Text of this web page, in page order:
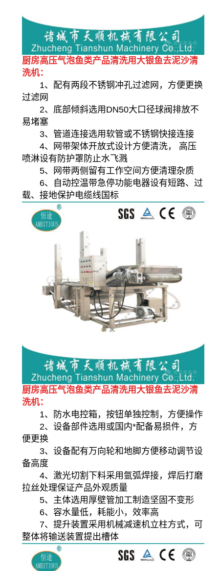
厨房高压气泡鱼类产品清洗用大银鱼去泥沙清
洗机：
1、配有两段不锈钢冲孔过滤网，方便更换
过滤网
2、底部倾斜选用DN50大口径球阀排放不
易堵塞
3、管道连接选用软管或不锈钢快接连接
4、网带架体开放式设计方便清洗， 高压
喷淋设有防护罩防止水飞溅
5、网带两侧留有工作空间方便清理杂质
6、自动控温带急停功能电器设有短路、过
载、接地保护电缆线国标
厨房高压气泡鱼类产品清洗用大银鱼去泥沙清
洗机：
1、防水电控箱，按钮单独控制，方便操作
2、设备部件选用或国内*配备易损件，方
便更换
3、设备配有万向轮和地脚方便移动调节设
备高度
4、激光切割下料采用氩弧焊接，焊后打磨
拉丝处理保证产品外观质量
5、主体选用厚壁管加工制造坚固不变形
6、容水量低，耗能小，效率高
7、提升装置采用机械减速机立柱方式，可
整体将输送装置提出槽体